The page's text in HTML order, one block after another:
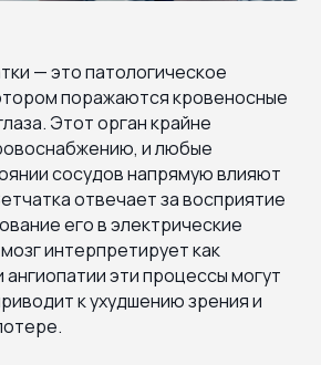
— это патологическое
поражаются кровеносные
Этот орган крайне
и любые
сосудов напрямую влияют
отвечает за восприятие
его в электрические
интерпретирует как
эти процессы могут
к ухудшению зрения и